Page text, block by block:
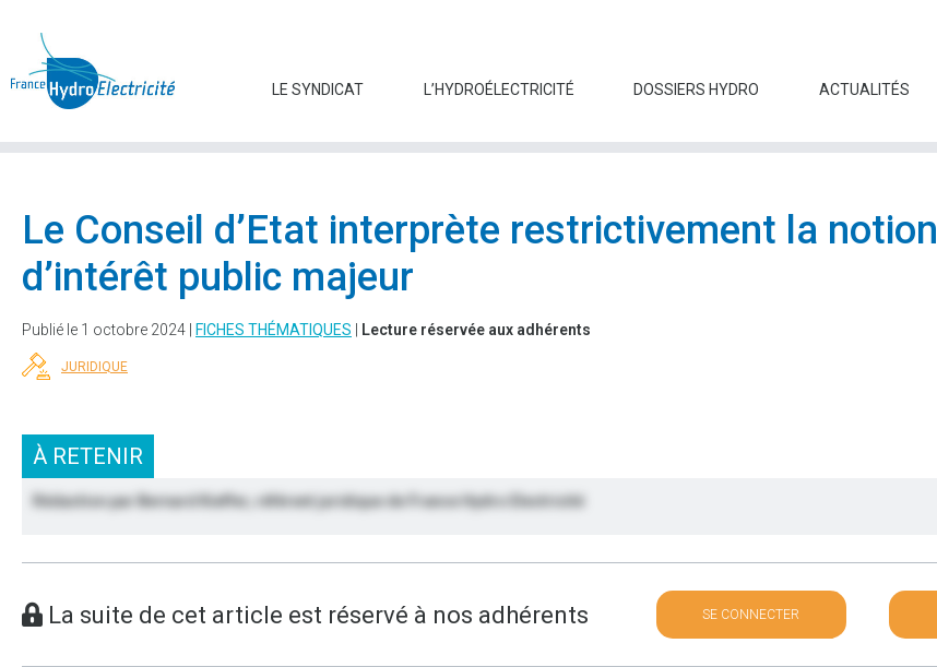
LE SYNDICAT L’HYDROÉLECTRICITÉ DOSSIERS HYDRO ACTUALITÉS
Le Conseil d’Etat interprète restrictivement la notion
d’intérêt public majeur
Publié le 1 octobre 2024 | FICHES THÉMATIQUES Lecture réservée aux adhérents
JURIDIQUE
À RETENIR
Rédaction par Bernard Kieffer, référent juridique de France Hydro Electricité
La suite de cet article est réservé à nos adhérents SE CONNECTER